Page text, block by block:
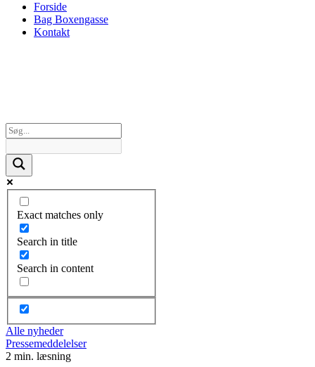
Forside
Bag Boxengasse
Kontakt
Exact matches only
Search in title
Search in content
Alle nyheder
Pressemeddelelser
2 min. læsning